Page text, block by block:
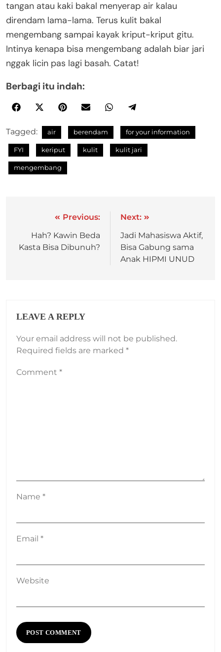
tangan atau kaki bakal menyerap air kalau
direndam lama-lama. Terus kulit bakal
mengembang sampai kayak kriput-kriput gitu.
Intinya kenapa bisa mengembang adalah biar jari
nggak licin pas lagi basah. Catat!
Berbagi itu indah:
Tagged: air berendam for your information
FYI keriput kulit kulit jari
mengembang
Previous:
Hah? Kawin Beda
Kasta Bisa Dibunuh?
Next:
Jadi Mahasiswa Aktif,
Bisa Gabung sama
Anak HIPMI UNUD
LEAVE A REPLY
Your email address will not be published.
Required fields are marked *
Comment *
Name *
Email *
Website